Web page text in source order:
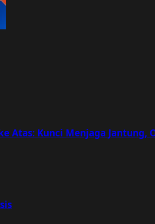
Atas: Kunci Menjaga Jantung,